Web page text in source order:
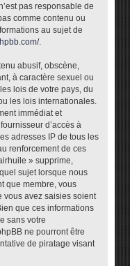
pas responsable de
comme contenu ou
au sujet de
.
abusif, obscène,
à caractère sexuel ou
lois de votre pays, du
les lois internationales.
immédiat et
d’accès à
adresses IP de tous les
renforcement de ces
» supprime,
sujet lorsque nous
que membre, vous
vous avez saisies soient
que ces informations
sans votre
ne pourront être
de piratage visant